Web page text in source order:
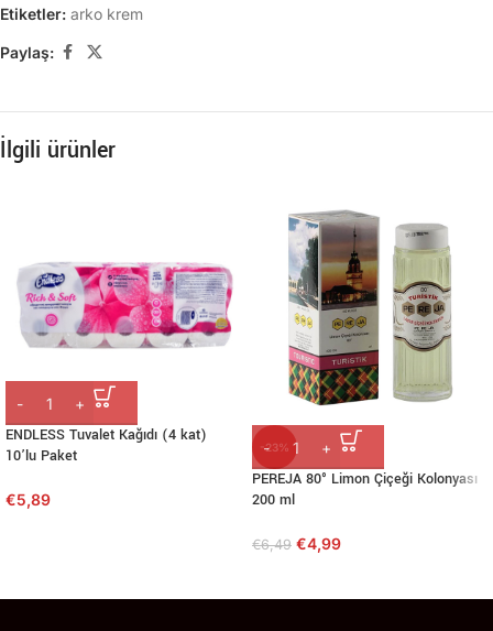
Etiketler: arko krem
Paylaş:
İlgili ürünler
ENDLESS Tuvalet Kağıdı (4 kat)
10’lu Paket
€5,89
-23%
PEREJA 80° Limon Çiçeği Kolonyası
200 ml
€6,49 €4,99